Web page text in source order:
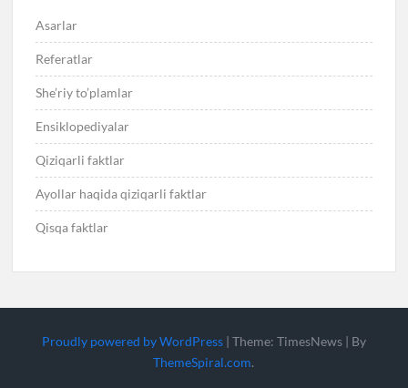
Asarlar
Referatlar
She’riy to’plamlar
Ensiklopediyalar
Qiziqarli faktlar
Ayollar haqida qiziqarli faktlar
Qisqa faktlar
Proudly powered by WordPress | Theme: TimesNews | By
ThemeSpiral.com.